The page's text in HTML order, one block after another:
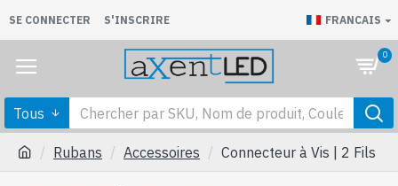
SE CONNECTER S'INSCRIRE FRANCAIS
0
Tous
Rubans Accessoires Connecteur à Vis | 2 Fils